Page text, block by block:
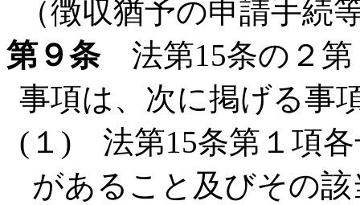
（徴収猶予の申請手続
第９条法第15条の２第
事項は、次に掲げる事
(１) 法第15条第１項
があること及びその